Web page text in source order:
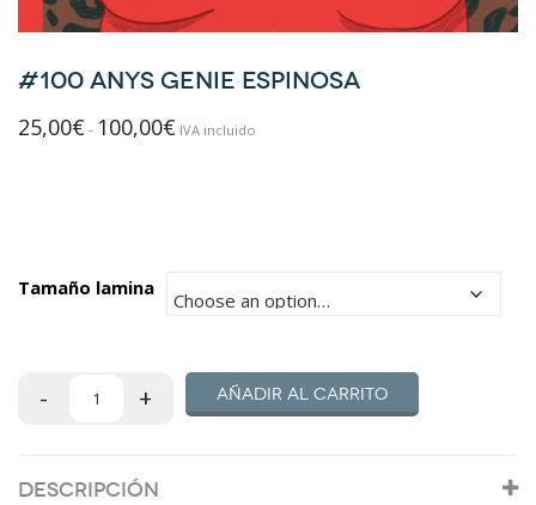
#100 ANYS GENIE ESPINOSA
25,00€ - 100,00€ Rango
100,00€
IVA incluido
Tamaño lamina
Añadir al carrito
Descripción